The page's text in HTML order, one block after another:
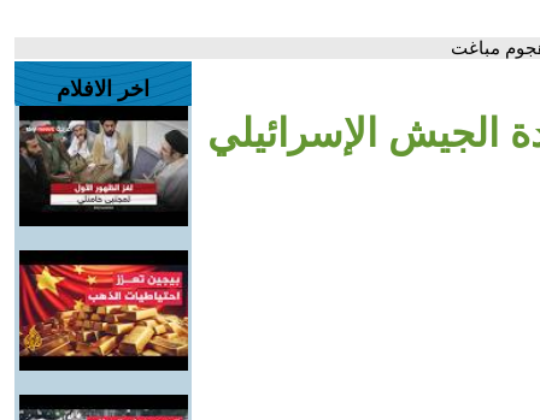
مباغت
الجيش الإسرائيلي
اخر الافلام